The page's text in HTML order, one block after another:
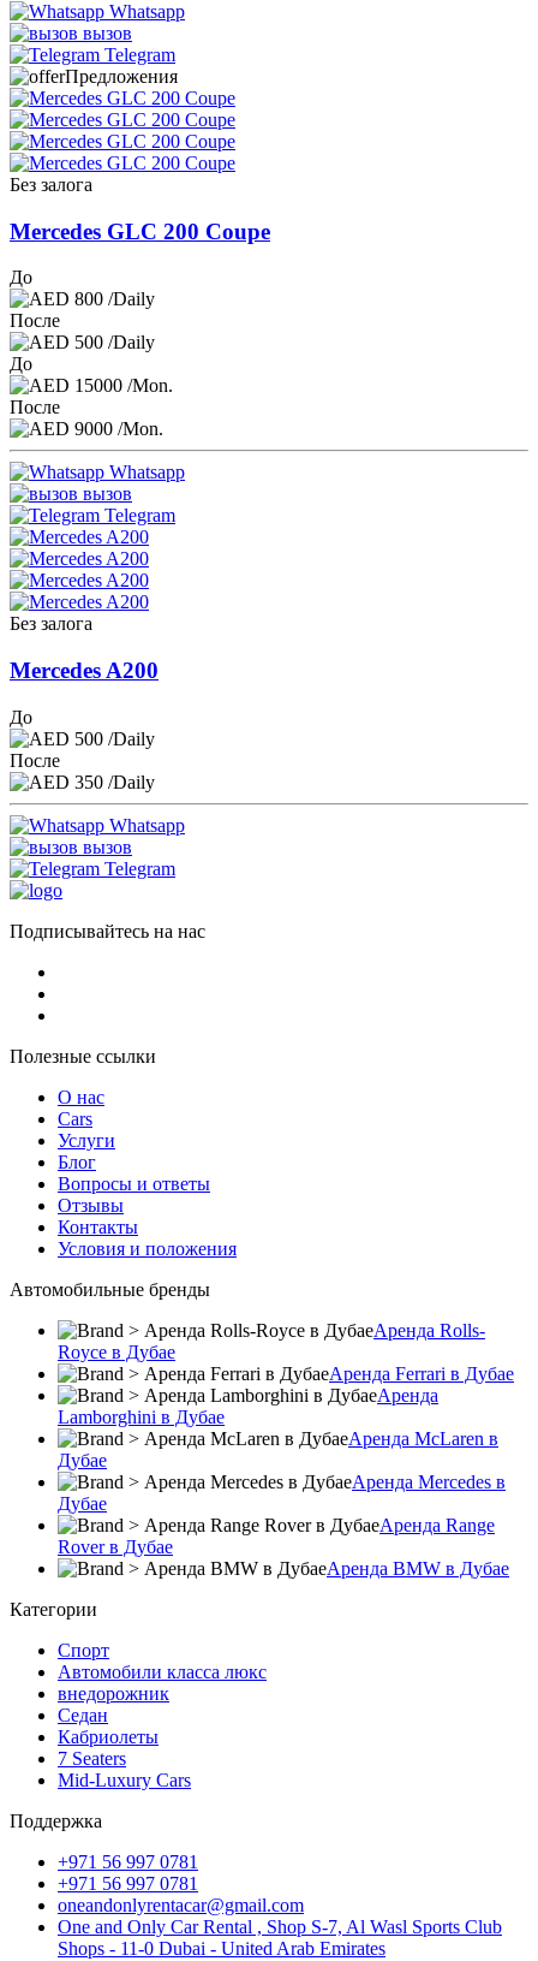
Whatsapp
вызов
Telegram
Предложения
Без залога
Mercedes GLC 200 Coupe
До
800 /Daily
После
500 /Daily
До
15000 /Mon.
После
9000 /Mon.
Whatsapp
вызов
Telegram
Без залога
Mercedes A200
До
500 /Daily
После
350 /Daily
Whatsapp
вызов
Telegram
Подписывайтесь на нас
Полезные ссылки
О нас
Cars
Услуги
Блог
Вопросы и ответы
Отзывы
Контакты
Условия и положения
Автомобильные бренды
Аренда Rolls-
Royce в Дубае
Аренда Ferrari в Дубае
Аренда
Lamborghini в Дубае
Аренда McLaren в
Дубае
Аренда Mercedes в
Дубае
Аренда Range
Rover в Дубае
Аренда BMW в Дубае
Категории
Спорт
Автомобили класса люкс
внедорожник
Седан
Кабриолеты
7 Seaters
Mid-Luxury Cars
Поддержка
+971 56 997 0781
+971 56 997 0781
oneandonlyrentacar@gmail.com
One and Only Car Rental , Shop S-7, Al Wasl Sports Club
Shops - 11-0 Dubai - United Arab Emirates